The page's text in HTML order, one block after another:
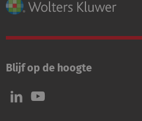
Blijf op de hoogte
Volg
ons
Volg
ons